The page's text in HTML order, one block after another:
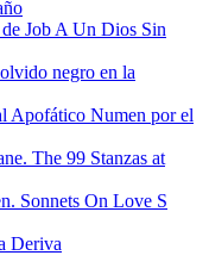
Job A Un Dios Sin
negro en la
Apofático Numen por el
The 99 Stanzas at
Sonnets On Love S
Deriva